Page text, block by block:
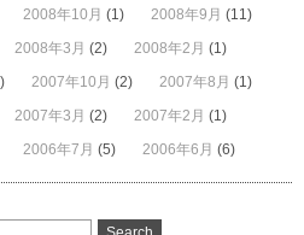
2008年10月 (1) 2008年9月 (11)
2008年3月 (2) 2008年2月 (1)
2007年10月 (2) 2007年8月 (1)
2007年3月 (2) 2007年2月 (1)
2006年7月 (5) 2006年6月 (6)